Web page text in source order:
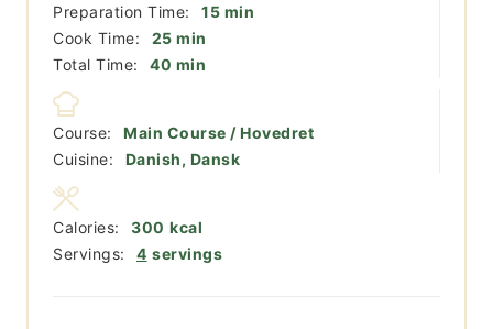
Preparation Time: 15minutter
min
Cook Time:
25minutter
min
Total Time:
40 minutter
min
Course:
Main Course / Hovedret
Cuisine:
Danish, Dansk
Servings: 4 servings
Calories: 300 kcal